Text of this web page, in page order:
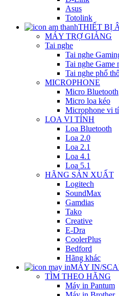
Asus
Totolink
THIẾT BỊ
MÁY TRỢ GIẢNG
Tai nghe
Tai nghe
Tai nghe Game
Tai nghe phổ
MICROPHONE
Micro Bluetooth
Micro loa kéo
Microphone vi
LOA VI TÍNH
Loa Bluetooth
Loa 2.0
Loa 2.1
Loa 4.1
Loa 5.1
HÃNG SẢN XUẤT
Logitech
SoundMax
Gamdias
Tako
Creative
E-Dra
CoolerPlus
Bedford
Hãng khác
MÁY IN/
TÌM THEO HÃNG
Máy in Pantum